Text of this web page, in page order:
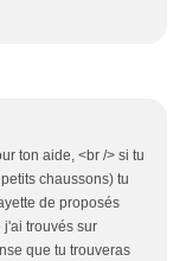
ton aide, <br /> si tu
chaussons) tu
de proposés
j'ai trouvés sur
que tu trouveras